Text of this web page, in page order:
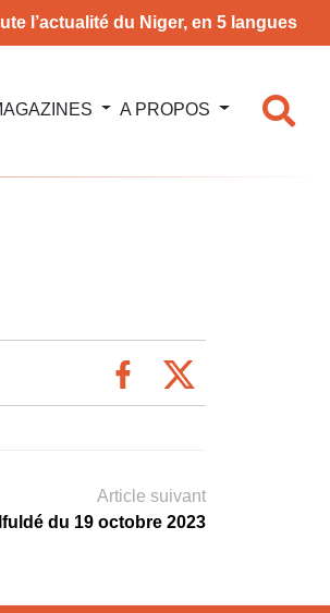
l’actualité du Niger, en 5 langues
A PROPOS
Article suivant
du 19 octobre 2023